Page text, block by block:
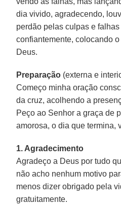
dia vivido, agradecendo,
perdão pelas culpas e
confiantemente, colocando
Deus.
Preparação (externa e
Começo minha oração
da cruz, acolhendo a
Peço ao Senhor a graça de
amorosa, o dia que termina,
1. Agradecimento
Agradeço a Deus por tudo
não acho nenhum motivo
menos dizer obrigado pela
gratuitamente.